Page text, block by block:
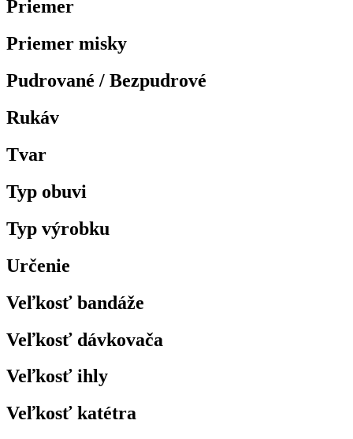
Priemer
Priemer misky
Pudrované / Bezpudrové
Rukáv
Tvar
Typ obuvi
Typ výrobku
Určenie
Veľkosť bandáže
Veľkosť dávkovača
Veľkosť ihly
Veľkosť katétra